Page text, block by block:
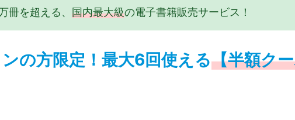
冊を超える、 国内最大級の電子書籍販売サービス！
の方限定！最大6回使える【半額ク